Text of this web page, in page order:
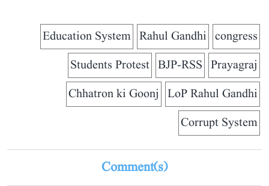
congress
Rahul Gandhi
Education System
Prayagraj
BJP-RSS
Students Protest
LoP Rahul Gandhi
Chhatron ki Goonj
Corrupt System
Comment(s)